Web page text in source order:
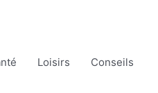
Loisirs Conseils